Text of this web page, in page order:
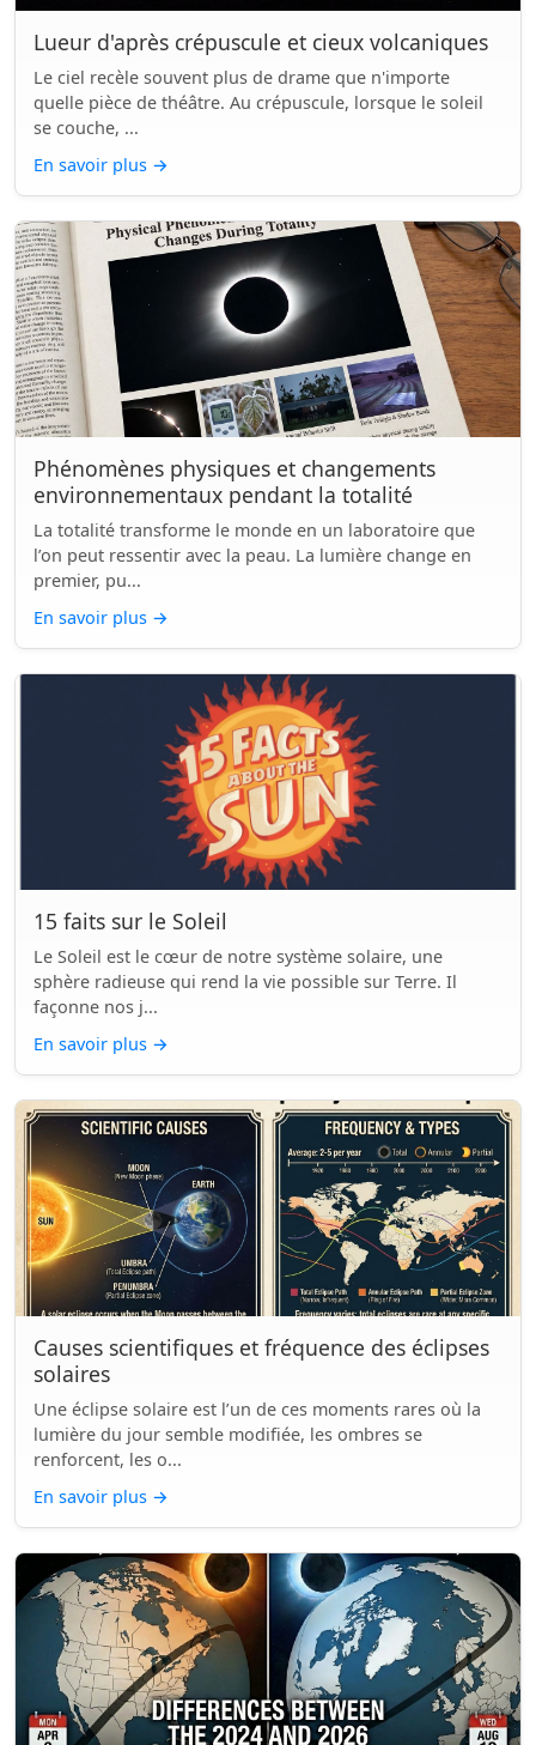
Lueur d'après crépuscule et cieux volcaniques
Le ciel recèle souvent plus de drame que n'importe
quelle pièce de théâtre. Au crépuscule, lorsque le soleil
se couche, ...
En savoir plus →
Phénomènes physiques et changements
environnementaux pendant la totalité
La totalité transforme le monde en un laboratoire que
l’on peut ressentir avec la peau. La lumière change en
premier, pu...
En savoir plus →
15 faits sur le Soleil
Le Soleil est le cœur de notre système solaire, une
sphère radieuse qui rend la vie possible sur Terre. Il
façonne nos j...
En savoir plus →
Causes scientifiques et fréquence des éclipses
solaires
Une éclipse solaire est l’un de ces moments rares où la
lumière du jour semble modifiée, les ombres se
renforcent, les o...
En savoir plus →